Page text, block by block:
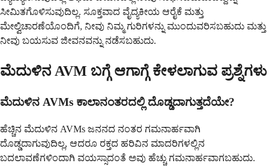
ಸೀಮಿತಗೊಳಿಸುವುದಿಲ್ಲ. ಸೂಕ್ತವಾದ ವೈದ್ಯಕೀಯ ಆರೈಕೆ ಮತ್ತು
ಮೇಲ್ವಿಚಾರಣೆಯೊಂದಿಗೆ, ನೀವು ನಿಮ್ಮ ಗುರಿಗಳನ್ನು ಮುಂದುವರಿಸಬಹುದು ಮತ್ತು
ನೀವು ಬಯಸುವ ಜೀವನವನ್ನು ನಡೆಸಬಹುದು.
ಮೆದುಳಿನ AVM ಬಗ್ಗೆ ಆಗಾಗ್ಗೆ ಕೇಳಲಾಗುವ ಪ್ರಶ್ನೆಗಳು
ಮೆದುಳಿನ AVMs ಕಾಲಾನಂತರದಲ್ಲಿ ದೊಡ್ಡದಾಗುತ್ತದೆಯೇ?
ಹೆಚ್ಚಿನ ಮೆದುಳಿನ AVMs ಜನನದ ನಂತರ ಗಮನಾರ್ಹವಾಗಿ
ದೊಡ್ಡದಾಗುವುದಿಲ್ಲ, ಆದರೂ ರಕ್ತದ ಹರಿವಿನ ಮಾದರಿಗಳಲ್ಲಿನ
ಬದಲಾವಣೆಗಳಿಂದಾಗಿ ವಯಸ್ಸಾದಂತೆ ಅವು ಹೆಚ್ಚು ಗಮನಾರ್ಹವಾಗಬಹುದು.